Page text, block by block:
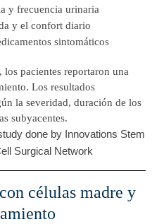
y frecuencia urinaria
y el confort diario
sintomáticos
, los pacientes reportaron una
Los resultados
la severidad, duración de los
subyacentes.
células madre y